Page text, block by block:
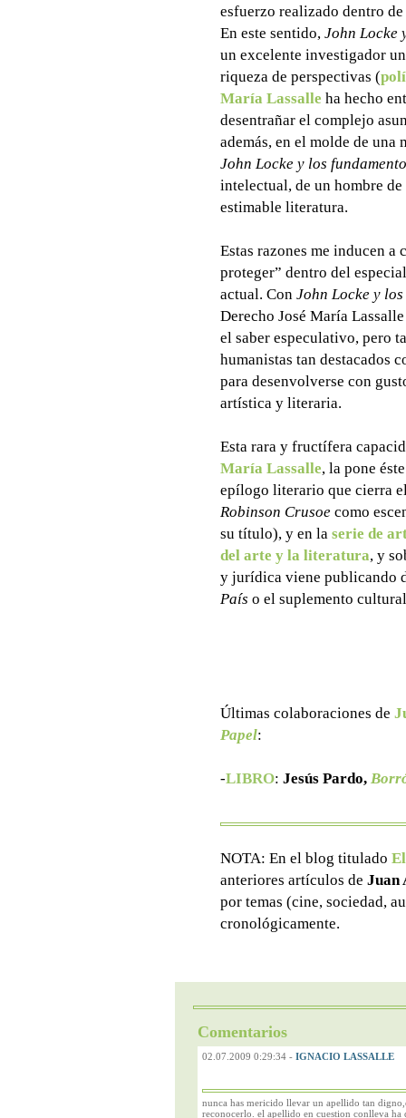
esfuerzo realizado dentro
En este sentido, John Locke
un excelente investigador
riqueza de perspectivas (
María Lassalle ha hecho
desentrañar el complejo
además, en el molde de
John Locke y los
intelectual, de un hombre
estimable literatura.
Estas razones me inducen a
proteger” dentro del
actual. Con John Locke y
Derecho José María
el saber especulativo, pero
humanistas tan destacados
para desenvolverse con
artística y literaria.
Esta rara y fructífera
María Lassalle, la pone
epílogo literario que cierra
Robinson Crusoe como
su título), y en la serie de
del arte y la literatura, y
y jurídica viene publicando
País o el suplemento
Últimas colaboraciones de
Papel:
-LIBRO: Jesús Pardo,
NOTA: En el blog titulado
anteriores artículos de Juan
por temas (cine, sociedad,
cronológicamente.
Comentarios
02.07.2009 0:29:34 - IGNACIO LASSALLE
nunca has mericido llevar un apellido tan
reconocerlo. el apellido en cuestion conlleva